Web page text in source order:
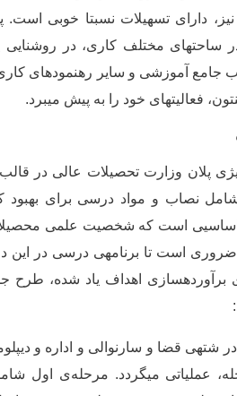
دارای تسهیلات نسبتا خوبی
ساحت­های مختلف کاری، در روشنایی
جامع آموزشی و سایر رهنمودهای
فعالیت­های خود را به پیش می­برد.
پلان وزارت تحصیلات عالی در قالب
نصاب و مواد درسی برای بهبود
اساسیی است که شخصیت علمی
است تا برنامه­ی درسی در این
اهداف یاد شده، طرح
شته­ی قضا و سارنوالی و اداره و
عملیاتی می­گردد. مرحلهی اول